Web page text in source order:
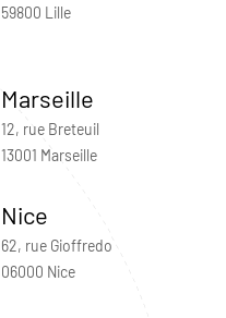
59800 Lille
Marseille
12, rue Breteuil
13001 Marseille
Nice
62, rue Gioffredo
06000 Nice